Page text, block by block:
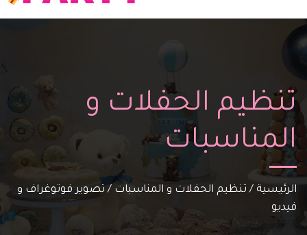
تنظيم الحفلات و
المناسبات
الرئيسية / تنظيم الحفلات و المناسبات / تصوير فوتوغراف و
فيديو